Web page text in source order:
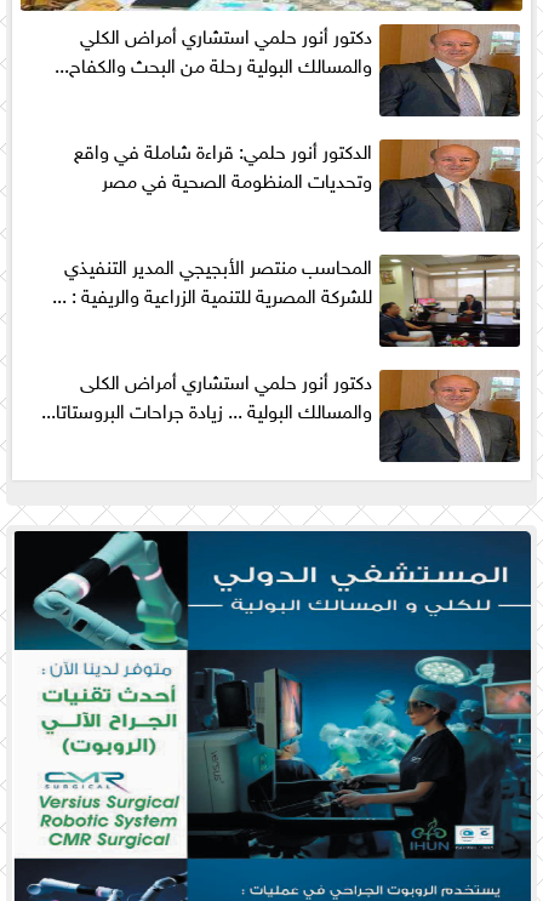
دكتور أنور حلمي استشاري أمراض الكلي
والمسالك البولية رحلة من البحث والكفاح...
الدكتور أنور حلمي: قراءة شاملة في واقع
وتحديات المنظومة الصحية في مصر
المحاسب منتصر الأبجيجي المدير التنفيذي
للشركة المصرية للتنمية الزراعية والريفية : ...
دكتور أنور حلمي استشاري أمراض الكلى
والمسالك البولية ... زيادة جراحات البروستاتا...